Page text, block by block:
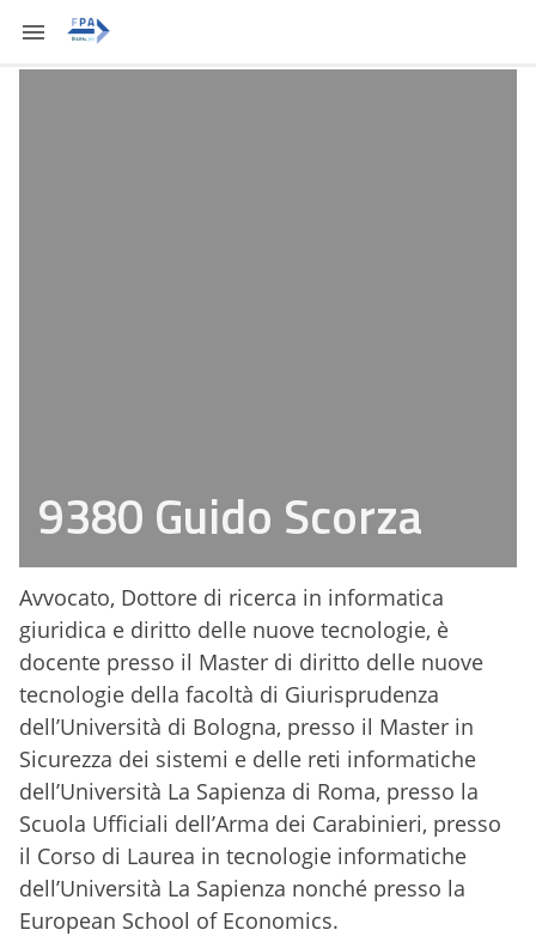
9380 Guido Scorza
Avvocato, Dottore di ricerca in informatica
giuridica e diritto delle nuove tecnologie, è
docente presso il Master di diritto delle nuove
tecnologie della facoltà di Giurisprudenza
dell’Università di Bologna, presso il Master in
Sicurezza dei sistemi e delle reti informatiche
dell’Università La Sapienza di Roma, presso la
Scuola Ufficiali dell’Arma dei Carabinieri, presso
il Corso di Laurea in tecnologie informatiche
dell’Università La Sapienza nonché presso la
European School of Economics.